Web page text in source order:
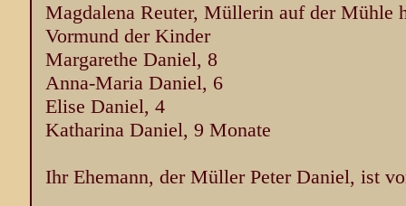
Magdalena Reuter, Müllerin auf der Mühle
Vormund der Kinder
Margarethe Daniel, 8
Anna-Maria Daniel, 6
Elise Daniel, 4
Katharina Daniel, 9 Monate
Ihr Ehemann, der Müller Peter Daniel, ist